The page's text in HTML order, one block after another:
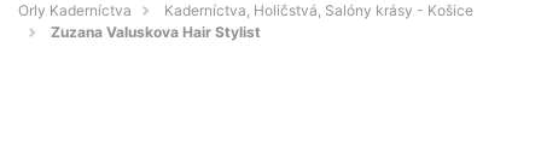
Orly Kaderníctva
Kaderníctva, Holičstvá, Salóny krásy - Košice
Zuzana Valuskova Hair Stylist